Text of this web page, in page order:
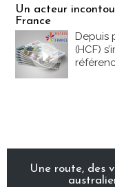
Un acteur
France
Depuis
(HCF)
Une route, des